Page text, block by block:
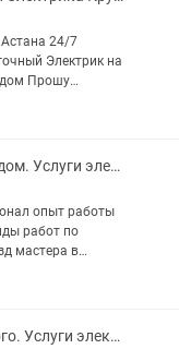
Астана 24/7
на
Электрик с выездом. Услуги электрика. Все виды работ по электричеству
опыт работы
работ по
мастера в
Электрик недорого. Услуги электрика на дом. Электромонтаж. Установка люстры